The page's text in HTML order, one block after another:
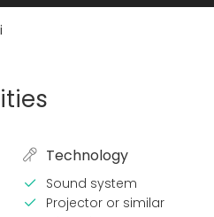
Technology
Sound system
Projector or similar